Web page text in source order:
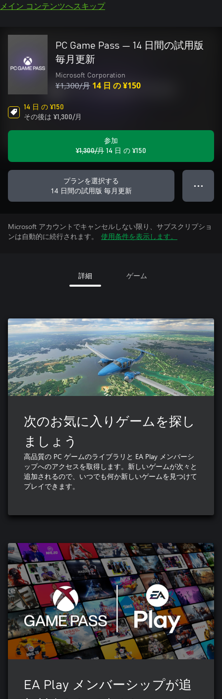
メイン コンテンツへスキップ
PC Game Pass — 14 日間の試用版
毎月更新
Microsoft Corporation
¥1,300/月 14 日 の ¥150
14 日 の ¥150
その後は ¥1,300/月
参加
¥1,300/月 14 日 の ¥150
プランを選択する
14 日間の試用版 毎月更新
● ● ●
Microsoft アカウントでキャンセルしない限り、サブスクリプショ
ンは自動的に続行されます。
使用条件を表示します。
詳細 ゲーム
次のお気に入りゲームを探し
ましょう
高品質の PC ゲームのライブラリと EA Play メンバーシ
ップへのアクセスを取得します。新しいゲームが次々と
追加されるので、いつでも何か新しいゲームを見つけて
プレイできます。
EA Play メンバーシップが追